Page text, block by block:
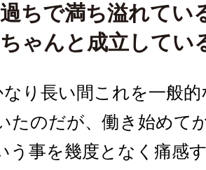
ちで満ち溢れてい
ゃんと成立してい
り長い間これを一般
たのだが、働き始めて
う事を幾度となく痛感